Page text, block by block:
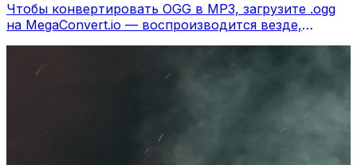
Чтобы конвертировать OGG в MP3, загрузите .ogg
на MegaConvert.io — воспроизводится везде,